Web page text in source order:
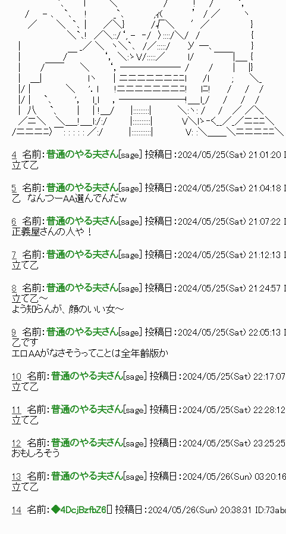
`､ l ＼ / ! / ‘， /ニニニﾆﾆ7 u
/ - ､ `､ ! _`､ ,ｨ( ’ / ／ ヽ √二二二ﾆ/
／ ＼ `､｜ ／＼} /√＼ ′／ } {ニニニ
＼`､! ／＼::/‘, - ‐/ 〉::::/＼/ / { {ニニ
| _／ ＼ ヽ＼`､ /／:::::/ У ─､ } ！ニ
| /￣ ‘， ＼:ゝV/:::::／ l/ ￣￣|＿_ { }ニ/
| /￣￣ ＼ ‘，──────‐ / / | |} 〈二}ニ
| ＿| lヽ ｜ニニニニニニﾆﾆl /l ; ＼_ √√ニ
|/ | ＼ '．l !ニニニニニニニﾆ! lﾆ! / / / √√ニﾆ
|/ | `､ '， l_l ，───────!＿_l_/ / / / √√二ニ
| 八 `、 ｜ | !＿/ |:::::::::| ＼:ヽ: / / ／ ／＼ √√二
／ニ＼ ＼＿_!＿_l:/:/ |::::::::::| V＼lゝ‐く__／_／ニﾆﾆ＼
/ニニニﾆ〉￣: : : : : ／:/ |:::::::::::| V: :＼＿＿＼ニニニﾆﾆ＼
4 名前： 普通のやる夫さん sage ] 投稿日： 2024/05/25(Sat) 21:01:20
立て乙
5 名前： 普通のやる夫さん sage ] 投稿日： 2024/05/25(Sat) 21:04:18
乙 なんつーAA選んでんだｗ
6 名前： 普通のやる夫さん sage ] 投稿日： 2024/05/25(Sat) 21:07:22
正義屋さんの人や！
7 名前： 普通のやる夫さん sage ] 投稿日： 2024/05/25(Sat) 21:12:13
立て乙
8 名前： 普通のやる夫さん sage ] 投稿日： 2024/05/25(Sat) 21:24:57
立て乙～
よう知らんが、顔のいい女～
9 名前： 普通のやる夫さん sage ] 投稿日： 2024/05/25(Sat) 22:05:13
乙です
エロAAがなさそうってことは全年齢版か
10 名前： 普通のやる夫さん sage ] 投稿日： 2024/05/25(Sat)
立て乙
11 名前： 普通のやる夫さん sage ] 投稿日： 2024/05/25(Sat)
立て乙
12 名前： 普通のやる夫さん sage ] 投稿日： 2024/05/25(Sat)
おもしろそう
13 名前： 普通のやる夫さん sage ] 投稿日： 2024/05/26(Sun)
立て乙
14 名前： ◆4DcjBzfbZ6 ] 投稿日： 2024/05/26(Sun) 20:38:31